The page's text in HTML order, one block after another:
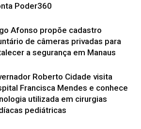
Poder360
Afonso propõe cadastro
de câmeras privadas para
a segurança em Manaus
Roberto Cidade visita
Francisca Mendes e conhece
utilizada em cirurgias
pediátricas